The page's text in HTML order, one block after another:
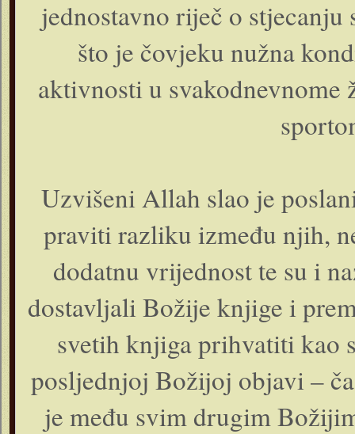
jednostavno riječ o
što je čovjeku nužna
aktivnosti u
Uzvišeni Allah slao je
praviti razliku između njih,
dodatnu vrijednost te su i
dostavljali Božije knjige i
svetih knjiga prihvatiti kao
posljednjoj Božijoj objavi –
je među svim drugim